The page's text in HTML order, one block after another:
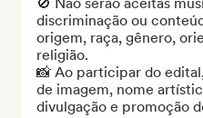
discriminação ou
origem, raça, gênero,
religião.
📸 Ao participar do
de imagem, nome
divulgação e promoção